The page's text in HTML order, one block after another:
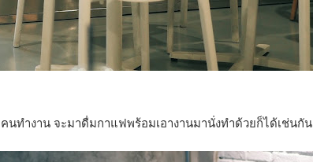
นทำงาน จะมาดื่มกาแฟพร้อมเอางานมานั่งทำด้วยก็ได้เช่นกัน